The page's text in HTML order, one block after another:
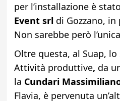
per l’installazione è
Event srldi Gozzano, in
Non sarebbe però
Oltre questa, al Suap,
Attività produttive, da
la Cundari
Flavia, è pervenuta